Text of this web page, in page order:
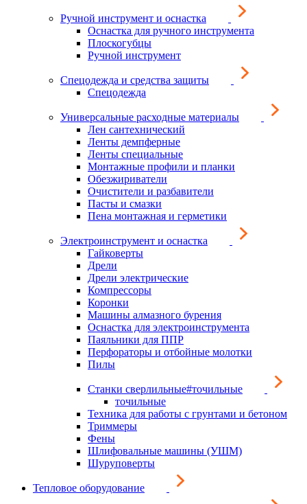
Ручной инструмент и оснастка
Оснастка для ручного инструмента
Плоскогубцы
Ручной инструмент
Спецодежда и средства защиты
Спецодежда
Универсальные расходные материалы
Лен сантехнический
Ленты демпферные
Ленты специальные
Монтажные профили и планки
Обезжириватели
Очистители и разбавители
Пасты и смазки
Пена монтажная и герметики
Электроинструмент и оснастка
Гайковерты
Дрели
Дрели электрические
Компрессоры
Коронки
Машины алмазного бурения
Оснастка для электроинструмента
Паяльники для ППР
Перфораторы и отбойные молотки
Пилы
Станки сверлильные#точильные
точильные
Техника для работы с грунтами и бетоном
Триммеры
Фены
Шлифовальные машины (УШМ)
Шуруповерты
Тепловое оборудование